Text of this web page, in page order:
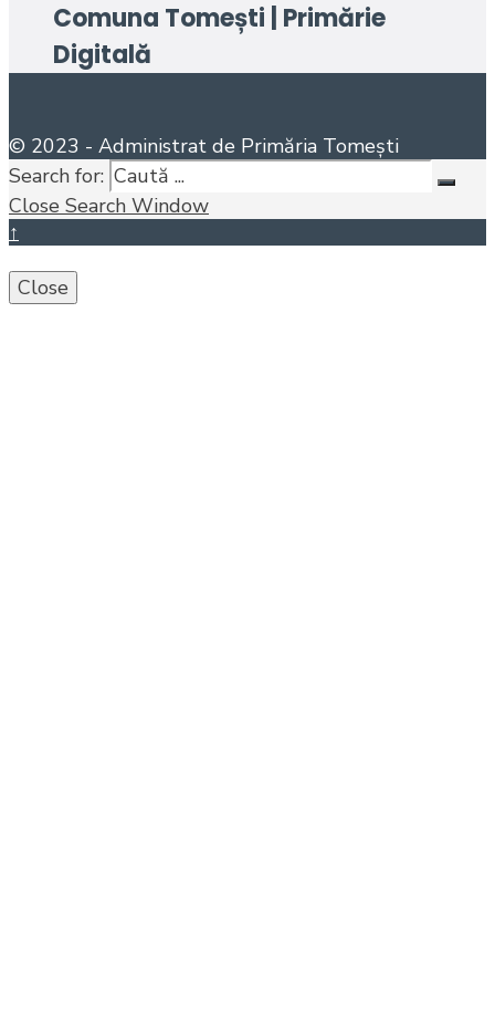
Comuna Tomești | Primărie
Digitală
© 2023 - Administrat de Primăria Tomești
Search for:
Close Search Window
↑
Close